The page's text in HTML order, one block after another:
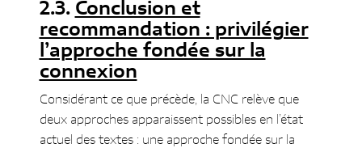
Conclusion et
recommandation : privilégier
l’approche fondée sur la
connexion
Considérant ce que précède, la CNC relève que
deux approches apparaissent possibles en l’état
actuel des textes : une approche fondée sur la